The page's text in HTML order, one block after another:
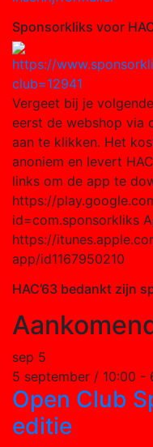
Sponsorkliks voor
Vergeet bij je
eerst de webshop via
aan te klikken. Het
anoniem en levert
links om de app te
https://
id=com.sponsorkliks
https://
app/id1167950210
HAC’63 bedankt zijn
sep 5
5 september / 10:00 -
Open Club
editie